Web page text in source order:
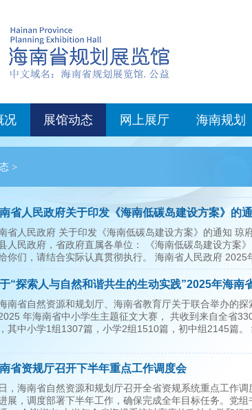
况 展馆动态 网上展厅 海南规划
>
省人民政府关于印发《海南低碳岛建设方案》的
省人民政府 关于印发《海南低碳岛建设方案》的通知 琼
人民政府，省政府直属各单位： 《海南低碳岛建设方案
你们，请结合实际认真贯彻执行。 海南省人民政府 2025
“探索人与自然和谐共生的生动实践”2025年海南
文大赛评选结果的公示
南省自然资源和规划厅、海南省教育厅关于联合举办的
年海南省中小学生主题征文大赛， 共收到来自全省
其中小学1组1307篇，小学2组1510篇，初中组2145篇
省资规厅召开下半年重点工作调度会
，海南省自然资源和规划厅召开全省资规系统重点工作
展，调度部署下半年工作，确保完成全年目标任务。党